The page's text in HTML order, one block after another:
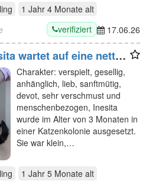
1 Jahr 4 Monate alt
verifiziert 17.06.26
wartet auf eine nette
Charakter: verspielt, gesellig,
anhänglich, lieb, sanftmütig,
devot, sehr verschmust und
menschenbezogen, Inesita
wurde im Alter von 3 Monaten in
einer Katzenkolonie ausgesetzt.
Sie war klein,…
1 Jahr 5 Monate alt